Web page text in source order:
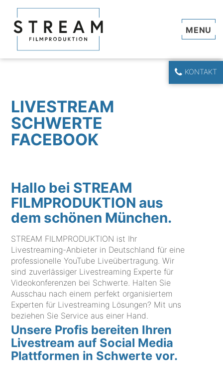
KONTAKT
LIVESTREAM
SCHWERTE
FACEBOOK
Hallo bei STREAM
FILMPRODUKTION aus
dem schönen München.
STREAM FILMPRODUKTION ist Ihr
Livestreaming-Anbieter in Deutschland für eine
professionelle YouTube Liveübertragung. Wir
sind zuverlässiger Livestreaming Experte für
Videokonferenzen bei Schwerte. Halten Sie
Ausschau nach einem perfekt organisiertem
Experten für Livestreaming Lösungen? Mit uns
beziehen Sie Service aus einer Hand.
Unsere Profis bereiten Ihren
Livestream auf Social Media
Plattformen in Schwerte vor.